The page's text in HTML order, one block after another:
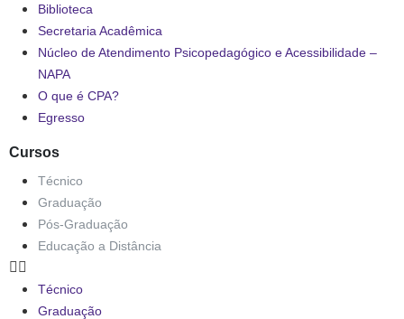
Biblioteca
Secretaria Acadêmica
Núcleo de Atendimento Psicopedagógico e Acessibilidade –
NAPA
O que é CPA?
Egresso
Cursos
Técnico
Graduação
Pós-Graduação
Educação a Distância
Técnico
Graduação